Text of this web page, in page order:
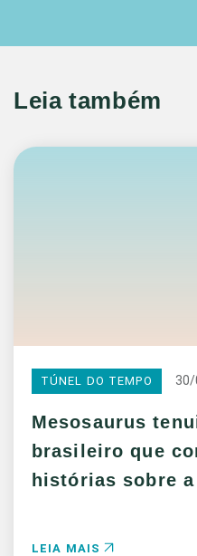
Leia também
TÚNEL DO TEMPO
Mesosaurus
brasileiro que
histórias sobre
LEIA MAIS